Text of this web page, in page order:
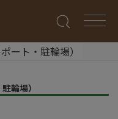
ート・駐輪場）
輪場）